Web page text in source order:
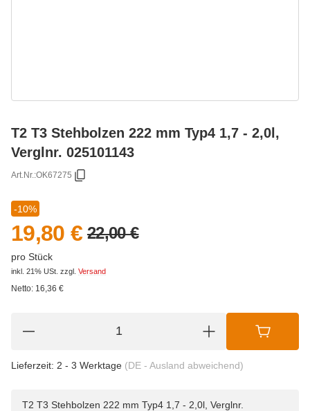
T2 T3 Stehbolzen 222 mm Typ4 1,7 - 2,0l,
Verglnr. 025101143
Art.Nr.:OK67275
-10%
19,80 € 22,00 €
pro Stück
inkl. 21% USt. zzgl. Versand
Netto: 16,36 €
Lieferzeit: 2 - 3 Werktage (DE - Ausland abweichend)
T2 T3 Stehbolzen 222 mm Typ4 1,7 - 2,0l, Verglnr.